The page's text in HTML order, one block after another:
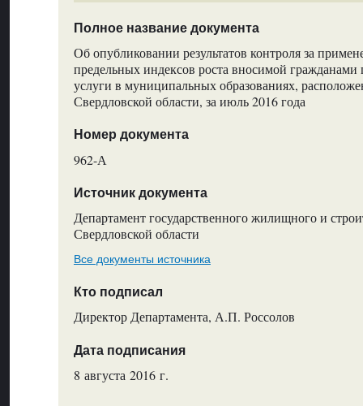
Полное название документа
Об опубликовании результатов контроля за
предельных индексов роста вносимой
услуги в муниципальных образованиях,
Свердловской области, за июль 2016 года
Номер документа
962-А
Источник документа
Департамент государственного жилищного и
Свердловской области
Все документы источника
Кто подписал
Директор Департамента, А.П. Россолов
Дата подписания
8 августа 2016 г.